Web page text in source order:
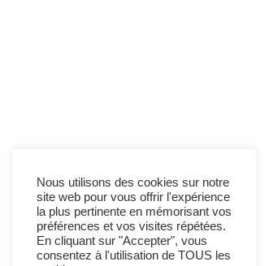
Nous utilisons des cookies sur notre
site web pour vous offrir l'expérience
la plus pertinente en mémorisant vos
préférences et vos visites répétées.
En cliquant sur "Accepter", vous
consentez à l'utilisation de TOUS les